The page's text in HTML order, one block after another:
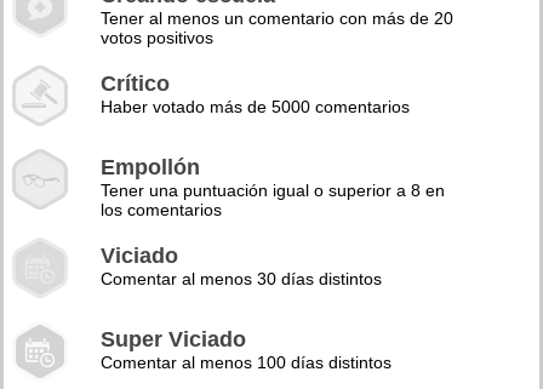
Tener al menos un comentario con más de 20
votos positivos
Crítico
Haber votado más de 5000 comentarios
Empollón
Tener una puntuación igual o superior a 8 en
los comentarios
Viciado
Comentar al menos 30 días distintos
Super Viciado
Comentar al menos 100 días distintos